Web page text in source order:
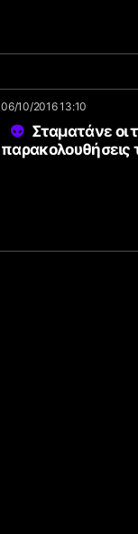
06/10/2016 13:10
Σταματάνε οι
παρακολουθήσεις